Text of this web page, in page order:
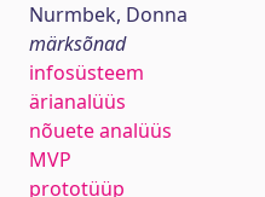
Nurmbek, Donna
märksõnad
infosüsteem
ärianalüüs
nõuete analüüs
MVP
prototüüp